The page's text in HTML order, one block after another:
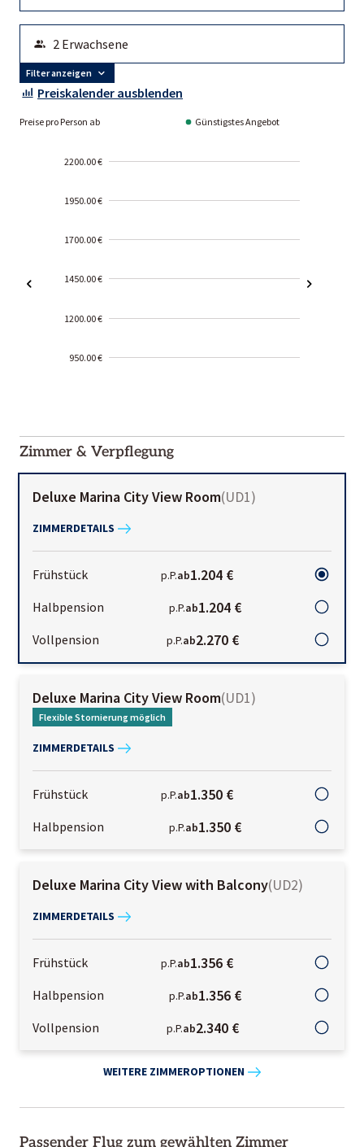
Filter anzeigen
Preiskalender ausblenden
Preise pro Person ab Günstigstes Angebot
2200.00 €
1950.00 €
1700.00 €
1450.00 €
1200.00 €
950.00 €
01-02
Zimmer & Verpflegung
Deluxe Marina City View Room(UD1)
ZIMMERDETAILS
Frühstück p.P.ab1.204 €
Halbpension p.P.ab1.204 €
Vollpension p.P.ab2.270 €
Deluxe Marina City View Room(UD1)
Flexible Stornierung möglich
ZIMMERDETAILS
Frühstück p.P.ab1.350 €
Halbpension p.P.ab1.350 €
Deluxe Marina City View with Balcony(UD2)
ZIMMERDETAILS
Frühstück p.P.ab1.356 €
Halbpension p.P.ab1.356 €
Vollpension p.P.ab2.340 €
WEITERE ZIMMEROPTIONEN
Passender Flug zum gewählten Zimmer